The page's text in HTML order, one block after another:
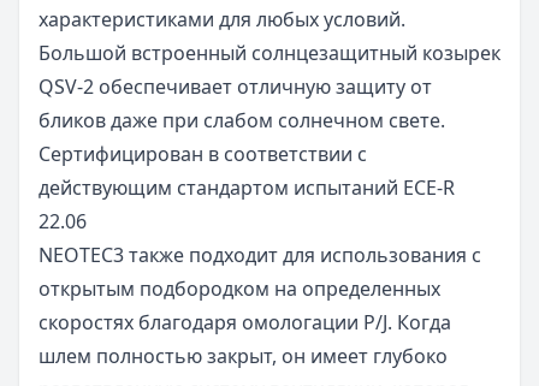
характеристиками для любых условий.
Большой встроенный солнцезащитный козырек
QSV-2 обеспечивает отличную защиту от
бликов даже при слабом солнечном свете.
Сертифицирован в соответствии с
действующим стандартом испытаний ECE-R
22.06
NEOTEC3 также подходит для использования с
открытым подбородком на определенных
скоростях благодаря омологации P/J. Когда
шлем полностью закрыт, он имеет глубоко